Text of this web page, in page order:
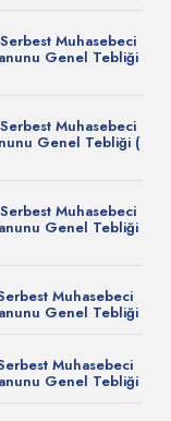
Muhasebeci
Genel Tebliği
Muhasebeci
Genel Tebliği (
Muhasebeci
Genel Tebliği
Muhasebeci
Genel Tebliği
Muhasebeci
Genel Tebliği